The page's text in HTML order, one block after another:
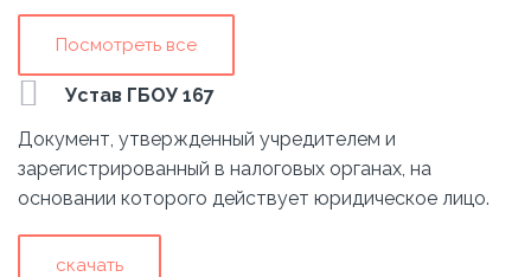
Посмотреть все
Устав ГБОУ 167
Документ, утвержденный учредителем и
зарегистрированный в налоговых органах, на
основании которого действует юридическое лицо.
скачать